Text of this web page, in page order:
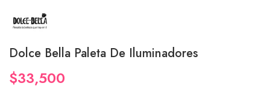
Dolce Bella Paleta De Iluminadores
$33,500